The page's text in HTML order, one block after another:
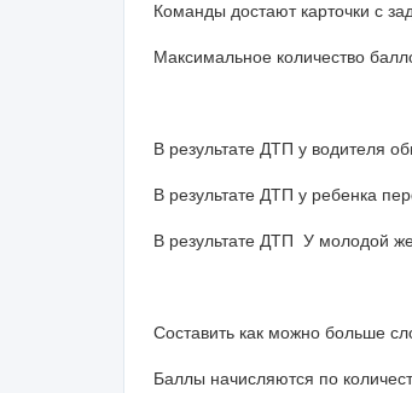
Команды достают карточки с
Максимальное количество
В результате ДТП у водителя
В результате ДТП у ребенка
В результате ДТП У молодой
Составить как можно больше
Баллы начисляются по